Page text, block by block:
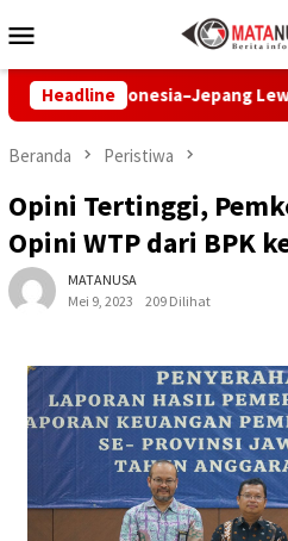
ke
Mobile
Headline Lewat
Beranda Peristiwa
Opini Tertinggi,
Opini WTP dari BPK
MATANUSA
Mei 9, 2023
209 Dilihat